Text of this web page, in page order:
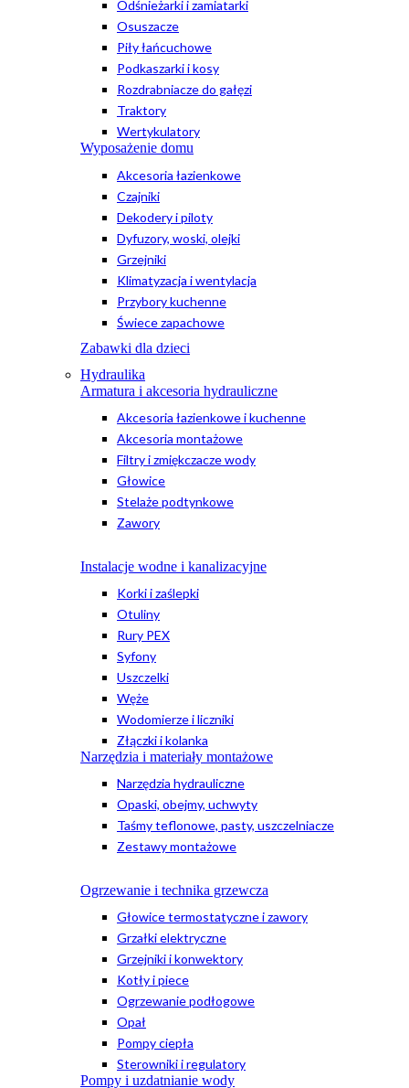
Odśnieżarki i zamiatarki
Osuszacze
Piły łańcuchowe
Podkaszarki i kosy
Rozdrabniacze do gałęzi
Traktory
Wertykulatory
Wyposażenie domu
Akcesoria łazienkowe
Czajniki
Dekodery i piloty
Dyfuzory, woski, olejki
Grzejniki
Klimatyzacja i wentylacja
Przybory kuchenne
Świece zapachowe
Zabawki dla dzieci
Hydraulika
Armatura i akcesoria hydrauliczne
Akcesoria łazienkowe i kuchenne
Akcesoria montażowe
Filtry i zmiękczacze wody
Głowice
Stelaże podtynkowe
Zawory
Instalacje wodne i kanalizacyjne
Korki i zaślepki
Otuliny
Rury PEX
Syfony
Uszczelki
Węże
Wodomierze i liczniki
Złączki i kolanka
Narzędzia i materiały montażowe
Narzędzia hydrauliczne
Opaski, obejmy, uchwyty
Taśmy teflonowe, pasty, uszczelniacze
Zestawy montażowe
Ogrzewanie i technika grzewcza
Głowice termostatyczne i zawory
Grzałki elektryczne
Grzejniki i konwektory
Kotły i piece
Ogrzewanie podłogowe
Opał
Pompy ciepła
Sterowniki i regulatory
Pompy i uzdatnianie wody